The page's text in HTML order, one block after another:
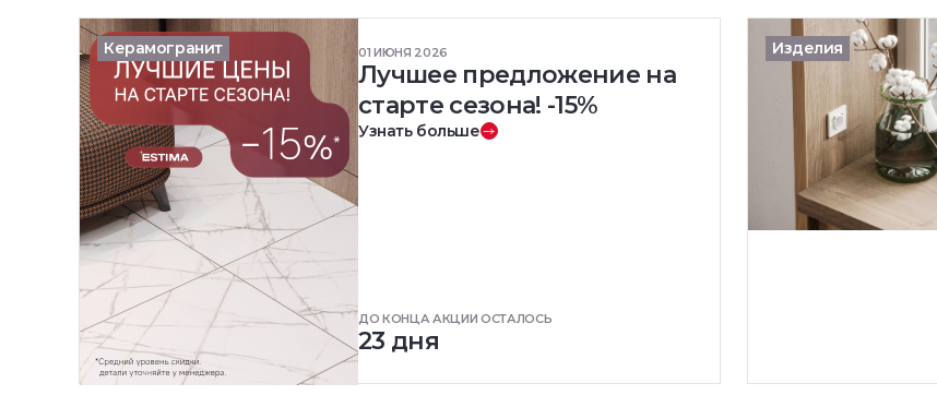
Керамогранит 01 ИЮНЯ 2026
Лучшее предложение на
старте сезона! -15%
Узнать больше
ДО КОНЦА АКЦИИ ОСТАЛОСЬ
23 дня
Изделия